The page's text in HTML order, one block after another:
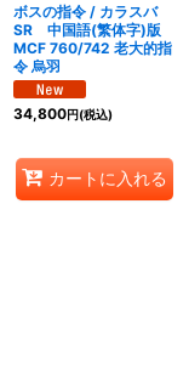
ボスの指令 / カラスバ
SR 中国語(繁体字)版
MCF 760/742 老大的指
令 烏羽
34,800円(税込)
カートに入れる